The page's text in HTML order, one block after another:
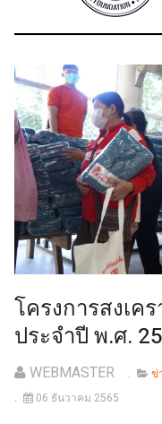
โครงการสงเค
ประจำปี พ.ศ.
WEBMASTER
ข่
06 ธันวาคม 2565